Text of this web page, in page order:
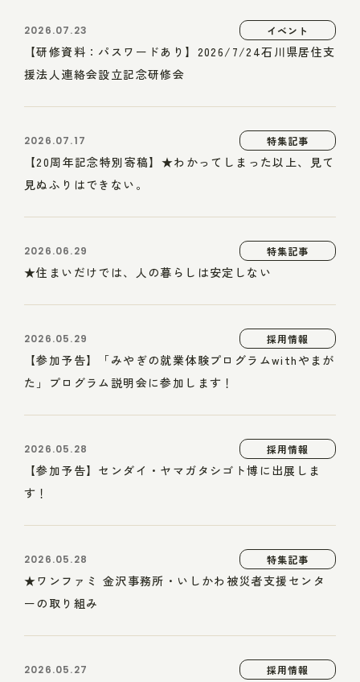
2026.07.23 イベント
【研修資料：パスワードあり】2026/7/24石川県居住支
援法人連絡会設立記念研修会
2026.07.17 特集記事
【20周年記念特別寄稿】★わかってしまった以上、見て
見ぬふりはできない。
2026.06.29 特集記事
★住まいだけでは、人の暮らしは安定しない
2026.05.29 採用情報
【参加予告】「みやぎの就業体験プログラムwithやまが
た」プログラム説明会に参加します！
2026.05.28 採用情報
【参加予告】センダイ・ヤマガタシゴト博に出展しま
す！
2026.05.28 特集記事
★ワンファミ 金沢事務所・いしかわ被災者支援センタ
ーの取り組み
2026.05.27 採用情報